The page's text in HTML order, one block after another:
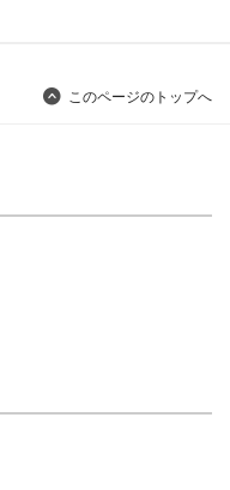
このページのトップへ